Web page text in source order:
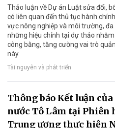
Thảo luận về Dự án Luật sửa đổi,
có liên quan đến thủ tục hành
vực nông nghiệp và môi trường,
những hiệu chỉnh tại dự thảo
công bằng, tăng cường vai trò
này.
Tài nguyên và phát triển
Thông báo Kết luận
nước Tô Lâm tại Phiên
Trung ương thực hiện